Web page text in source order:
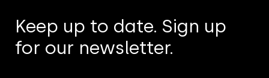
Keep up to date. Sign up
for our newsletter.